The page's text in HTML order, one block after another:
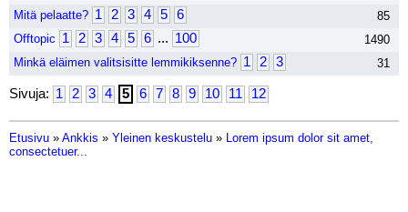
Mitä pelaatte? 1 2 3 4 5 6
85
Offtopic 1 2 3 4 5 6 ... 100
1490
Minkä eläimen valitsisitte lemmikiksenne? 1 2 3 31
Sivuja: 1 2 3 4 5 6 7 8 9 10 11 12
Etusivu » Ankkis » Yleinen keskustelu » Lorem ipsum dolor sit amet,
consectetuer...